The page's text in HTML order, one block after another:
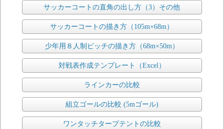
サッカーコートの直角の出し方（3）その他
サッカーコートの描き方（105m×68m）
少年用８人制ピッチの描き方（68m×50m）
対戦表作成テンプレート（Excel）
ラインカーの比較
組立ゴールの比較 (5mゴール)
ワンタッチタープテントの比較